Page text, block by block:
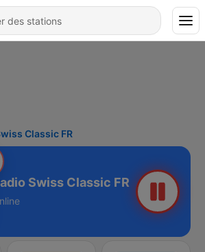
Classic FR
Swiss Classic FR